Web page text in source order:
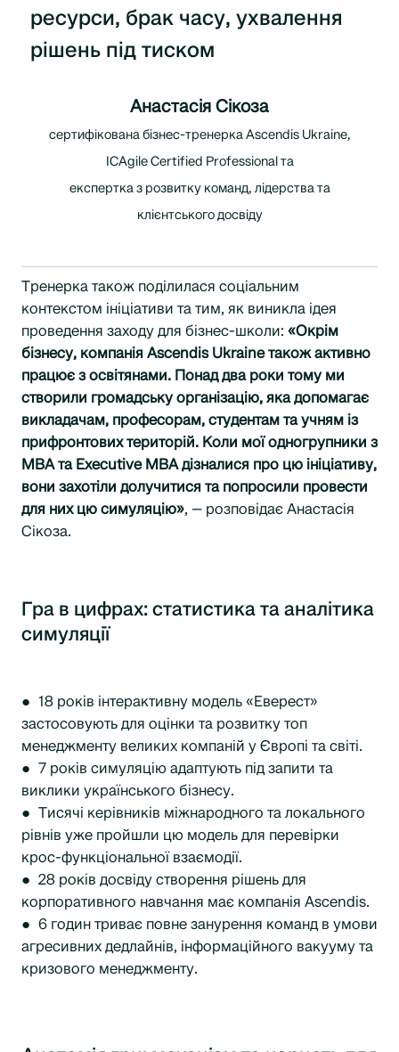
ресурси, брак часу, ухвалення
рішень під тиском
Анастасія Сікоза
сертифікована бізнес-тренерка Ascendis Ukraine,
ICAgile Certified Professional та
експертка з розвитку команд, лідерства та
клієнтського досвіду
Тренерка також поділилася соціальним
контекстом ініціативи та тим, як виникла ідея
проведення заходу для бізнес-школи: «Окрім
бізнесу, компанія Ascendis Ukraine також активно
працює з освітянами. Понад два роки тому ми
створили громадську організацію, яка допомагає
викладачам, професорам, студентам та учням із
прифронтових територій. Коли мої одногрупники з
MBA та Executive MBA дізналися про цю ініціативу,
вони захотіли долучитися та попросили провести
для них цю симуляцію», — розповідає Анастасія
Сікоза.
Гра в цифрах: статистика та аналітика
симуляції
● 18 років інтерактивну модель «Еверест»
застосовують для оцінки та розвитку топ
менеджменту великих компаній у Європі та світі.
● 7 років симуляцію адаптують під запити та
виклики українського бізнесу.
● Тисячі керівників міжнародного та локального
рівнів уже пройшли цю модель для перевірки
крос-функціональної взаємодії.
● 28 років досвіду створення рішень для
корпоративного навчання має компанія Ascendis.
● 6 годин триває повне занурення команд в умови
агресивних дедлайнів, інформаційного вакууму та
кризового менеджменту.